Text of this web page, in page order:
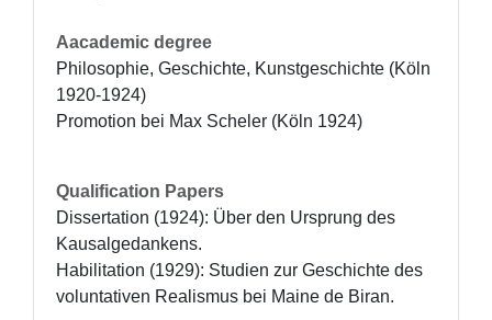
Aacademic degree
Philosophie, Geschichte, Kunstgeschichte (Köln
1920-1924)
Promotion bei Max Scheler (Köln 1924)
Qualification Papers
Dissertation (1924): Über den Ursprung des
Kausalgedankens.
Habilitation (1929): Studien zur Geschichte des
voluntativen Realismus bei Maine de Biran.